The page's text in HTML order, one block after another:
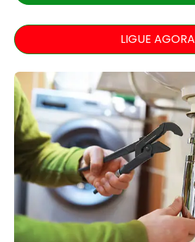
LIGUE AGORA